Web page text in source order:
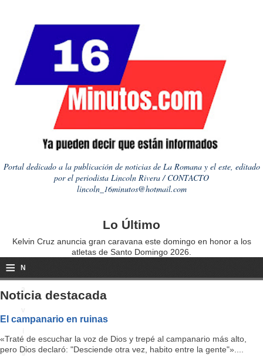
Portal dedicado a la publicación de noticias de La Romana y el este, editado
por el periodista Lincoln Rivera / CONTACTO
lincoln_16minutos@hotmail.com
Lo Último
Kelvin Cruz anuncia gran caravana este domingo en honor a los
atletas de Santo Domingo 2026.
≡ N
a
g
Noticia destacada
El campanario en ruinas
«Traté de escuchar la voz de Dios y trepé al campanario más alto,
pero Dios declaró: "Desciende otra vez, habito entre la gente"»....